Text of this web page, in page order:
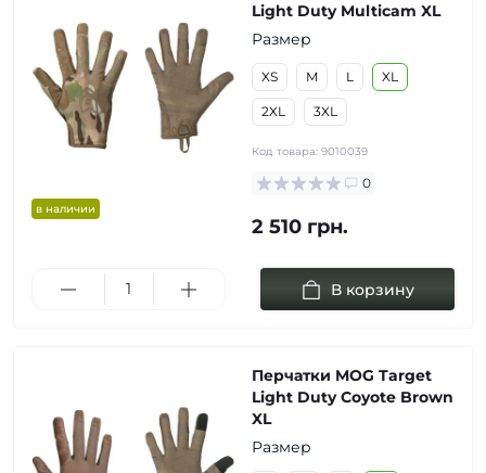
в наличии
Light Duty Multicam XL
Размер
XS M L XL
2XL 3XL
Код товара: 9010039
0
2 510 грн.
В корзину
Перчатки MOG Target
Light Duty Coyote Brown
XL
Размер